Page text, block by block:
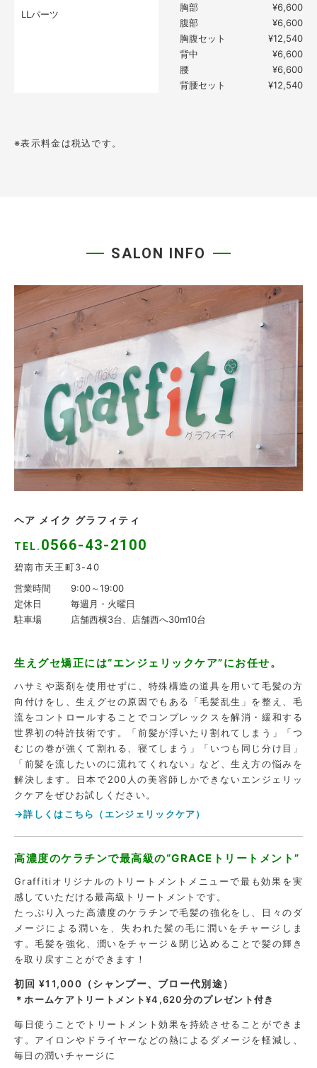
LLパーツ
胸部
¥6,600
腹部
¥6,600
胸腹セット
¥12,540
背中
¥6,600
腰
¥6,600
背腰セット
¥12,540
※表示料金は税込です。
SALON INFO
ヘア メイク グラフィティ
TEL. 0566-43-2100
碧南市天王町3-40
営業時間
9:00～19:00
定休日
毎週月・火曜日
駐車場
店舗西横3台、店舗西へ30m10台
生えグセ矯正には“エンジェリックケア”にお任せ。
ハサミや薬剤を使用せずに、特殊構造の道具を用いて毛髪の方
向付けをし、生えグセの原因でもある「毛髪乱生」を整え、毛
流をコントロールすることでコンプレックスを解消・緩和する
世界初の特許技術です。「前髪が浮いたり割れてしまう」「つ
むじの巻が強くて割れる、寝てしまう」「いつも同じ分け目」
「前髪を流したいのに流れてくれない」など、生え方の悩みを
解決します。日本で200人の美容師しかできないエンジェリッ
クケアをぜひお試しください。
→詳しくはこちら（エンジェリックケア）
高濃度のケラチンで最高級の“GRACEトリートメント”
Graffitiオリジナルのトリートメントメニューで最も効果を実
感していただける最高級トリートメントです。
たっぷり入った高濃度のケラチンで毛髪の強化をし、日々のダ
メージによる潤いを、失われた髪の毛に潤いをチャージしま
す。毛髪を強化、潤いをチャージ＆閉じ込めることで髪の輝き
を取り戻すことができます！
初回 ¥11,000（シャンプー、ブロー代別途）
＊ホームケアトリートメント¥4,620分のプレゼント付き
毎日使うことでトリートメント効果を持続させることができま
す。アイロンやドライヤーなどの熱によるダメージを軽減し、
毎日の潤いチャージに